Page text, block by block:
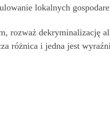
lokalnych
rozważ dekryminalizację
różnica i jedna jest